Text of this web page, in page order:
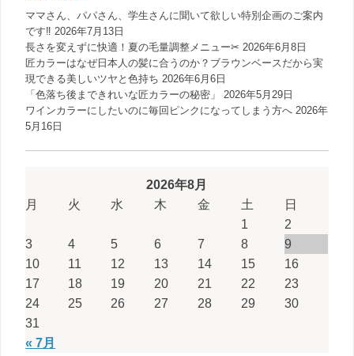
ママさん、パパさん、学生さんに聞いて欲しい特別企画のご案内
です‼️ 2026年7月13日
長さを変えずに快適！夏の毛量調整メニュー✂︎ 2026年6月8日
匠カラーはなぜ日本人の髪に合うのか？ブラウンベースだから実
現できる美しいツヤと色持ち 2026年6月6日
「色落ち後まできれいな匠カラーの秘密」
2026年5月29日
ワインカラーにしたいのに毎回ピンクになってしまう方へ 2026年
5月16日
2026年8月
月
火 水 木 金 土 日
« 7月
1
2
3
4 5 6 7 8
9
10
11 12 13 14 15
16
17
18 19 20 21 22
23
24
25 26 27 28 29
30
31